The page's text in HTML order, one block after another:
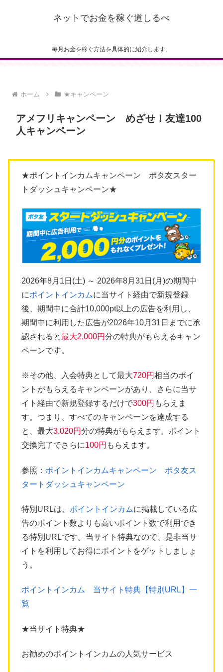
ネットでお金を稼ぐ道しるべ
毎月お金を稼ぐ方法を具体的に紹介します。
ホーム ★キャンペーン
アメフリキャンペーン めざせ！友達100
人キャンペーン
★ポイントインカムキャンペーン ポタ友スター
トダッシュキャンペーン★
2026年8月1日(土) ～ 2026年8月31日(月)の期間中
にポイントインカムに当サイト経由で新規登録
後、期間中に合計10,000pt以上の広告を利用し、
期間中に利用した広告が2026年10月31日までに承
認されると最大2,000円分の特典がもらえるキャン
ペーンです。
※その他、入会特典として最大720円相当のポイ
ントがもらえるキャンペーンがあり、さらに当サ
イト経由で新規登録するだけで300円 もらえま
す。つまり、すべてのキャンペーンを達成する
と、最大3,020円分の特典がもらえます。ポイント
交換完了でさらに100円 もらえます。
参照： ポイントインカムキャンペーン ポタ友ス
タートダッシュキャンペーン
特別URLは、 ポイントインカムに掲載している広
告のポイント数よりも高いポイント数で利用でき
る特別URLです。当サイト特典なので、是非当サ
イトを利用してお得にポイントをゲットしましょ
う。
ポイントインカム 当サイト特典【特別URL】一
覧
★当サイト特典★
お勧めのポイントインカムの人気サービス